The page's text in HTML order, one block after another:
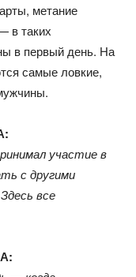
метание
в таких
в первый день. На
самые ловкие,
участие в
с другими
все